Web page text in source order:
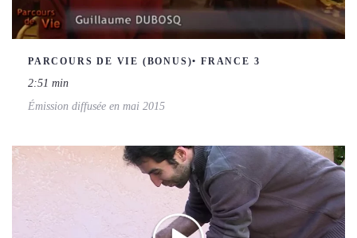
PARCOURS DE VIE (BONUS)• FRANCE 3
2:51 min
Émission diffusée en mai 2015